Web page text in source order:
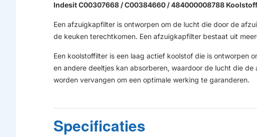
Indesit C00307668 / C00384660 / 484000008788
Een afzuigkapfilter is ontworpen om de lucht die door de
de keuken terechtkomen. Een afzuigkapfilter bestaat uit
Een koolstoffilter is een laag actief koolstof die is ontworpen
en andere deeltjes kan absorberen, waardoor de lucht die
worden vervangen om een optimale werking te garanderen.
Specificaties